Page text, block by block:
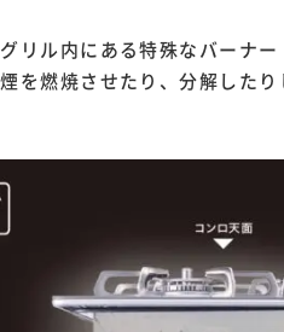
リル内にある特殊なバーナ
を燃焼させたり、分解したり